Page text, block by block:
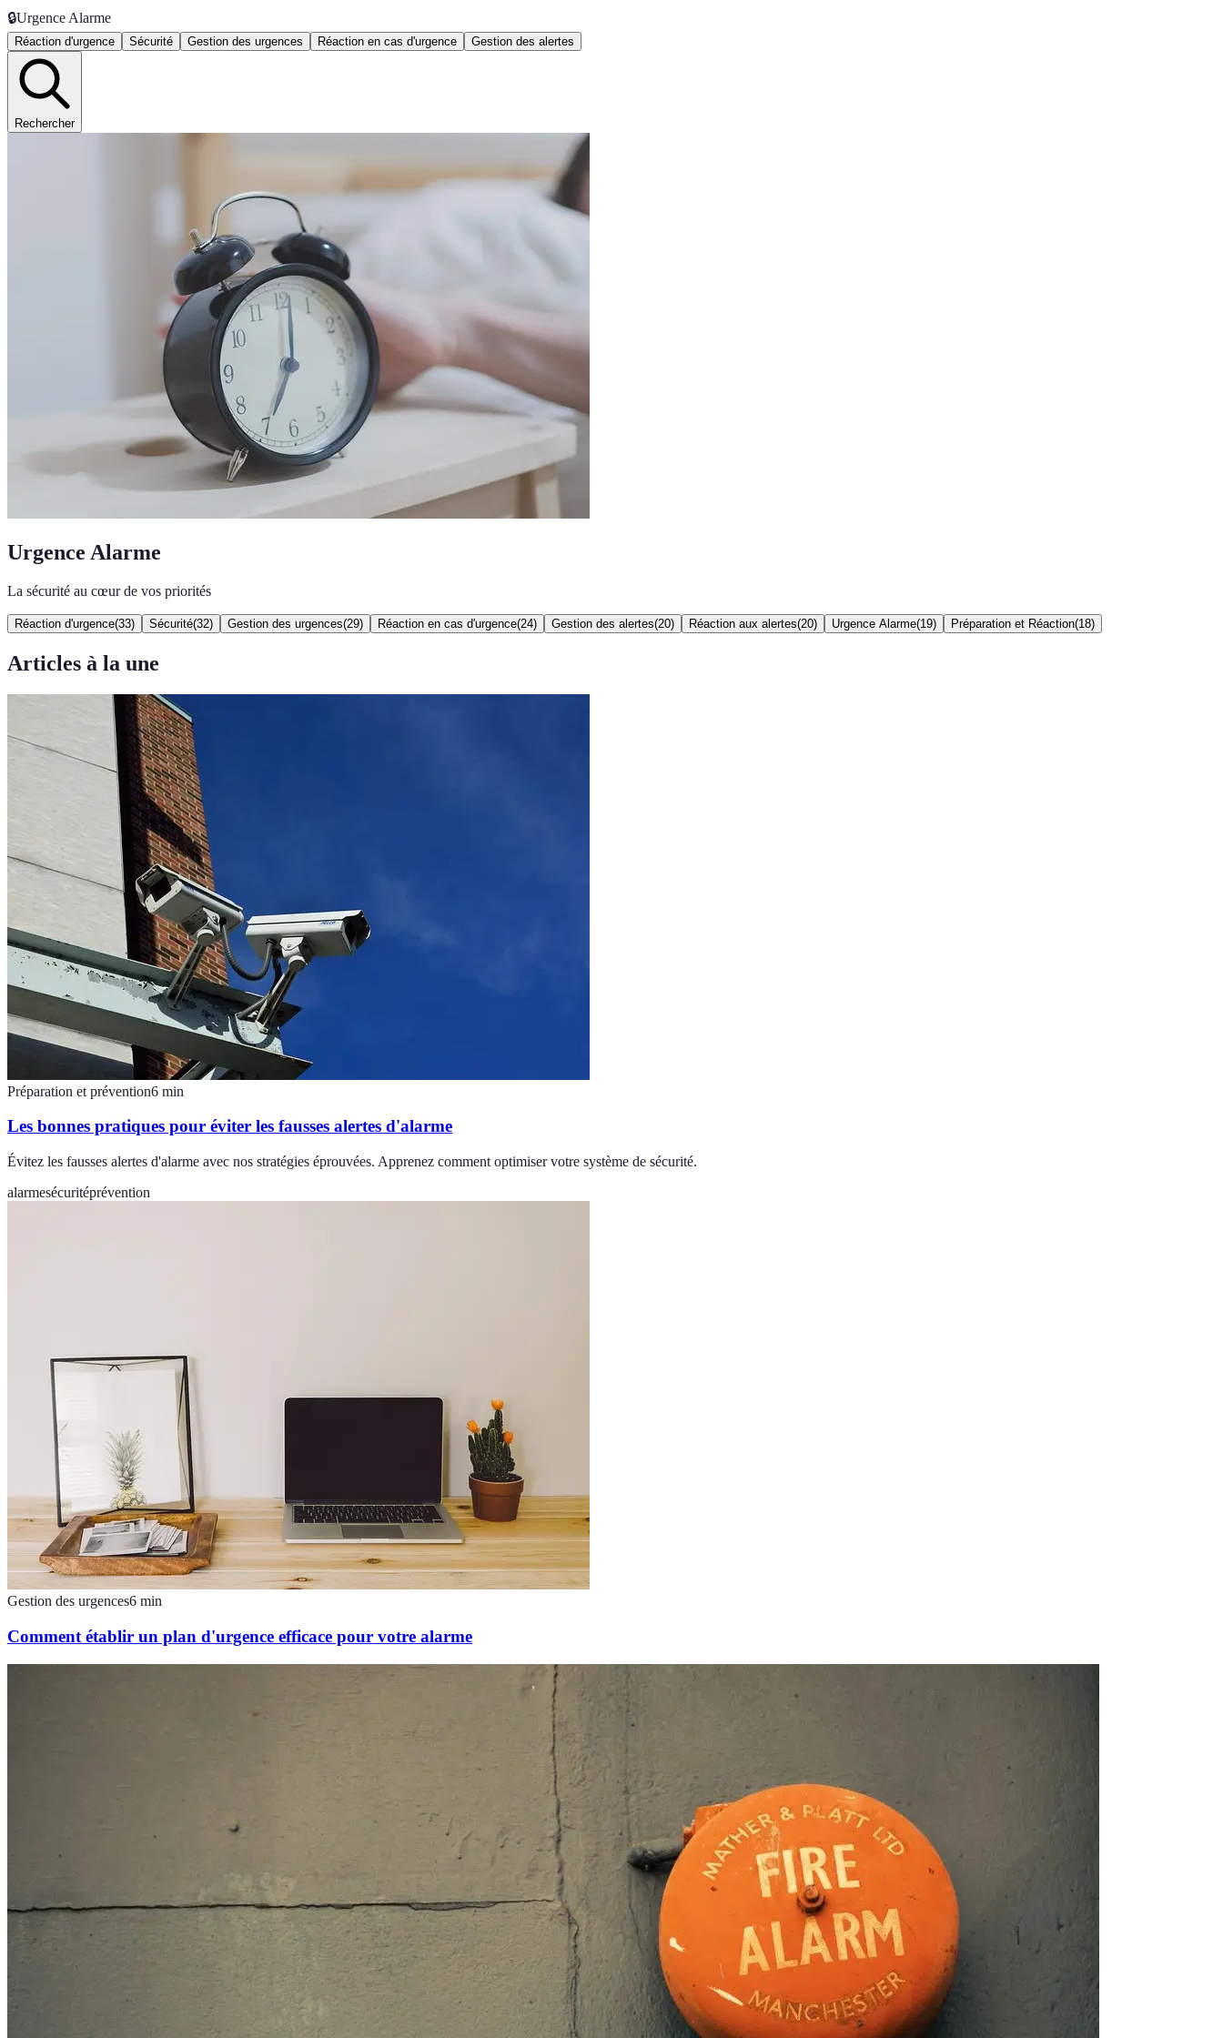
🔒Urgence Alarme
Réaction d'urgence Sécurité Gestion des urgences Réaction en cas d'urgence Gestion des alertes
Rechercher
Urgence Alarme
La sécurité au cœur de vos priorités
Réaction d'urgence(33) Sécurité(32) Gestion des urgences(29) Réaction en cas d'urgence(24) Gestion des alertes(20) Réaction aux alertes(20) Urgence Alarme(19) Préparation et Réaction(18)
Articles à la une
Préparation et prévention6 min
Les bonnes pratiques pour éviter les fausses alertes d'alarme
Évitez les fausses alertes d'alarme avec nos stratégies éprouvées. Apprenez comment optimiser votre système de sécurité.
alarmesécuritéprévention
Gestion des urgences6 min
Comment établir un plan d'urgence efficace pour votre alarme